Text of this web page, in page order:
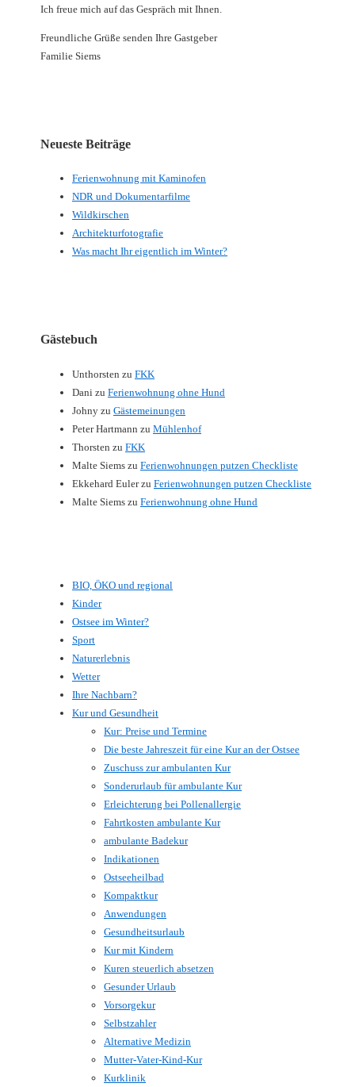
Ich freue mich auf das Gespräch mit Ihnen.
Freundliche Grüße senden Ihre Gastgeber
Familie Siems
Neueste Beiträge
Ferienwohnung mit Kaminofen
NDR und Dokumentarfilme
Wildkirschen
Architekturfotografie
Was macht Ihr eigentlich im Winter?
Gästebuch
Unthorsten zu FKK
Dani zu Ferienwohnung ohne Hund
Johny zu Gästemeinungen
Peter Hartmann zu Mühlenhof
Thorsten zu FKK
Malte Siems zu Ferienwohnungen putzen Checkliste
Ekkehard Eulerzu Ferienwohnungen putzen Checkliste
Malte Siems zu Ferienwohnung ohne Hund
BIO, ÖKO und regional
Kinder
Ostsee im Winter?
Sport
Naturerlebnis
Wetter
Ihre Nachbarn?
Kur und Gesundheit
Kur: Preise und Termine
Die beste Jahreszeit für eine Kur an der Ostsee
Zuschuss zur ambulanten Kur
Sonderurlaub für ambulante Kur
Erleichterung bei Pollenallergie
Fahrtkosten ambulante Kur
ambulante Badekur
Indikationen
Ostseeheilbad
Kompaktkur
Anwendungen
Gesundheitsurlaub
Kur mit Kindern
Kuren steuerlich absetzen
Gesunder Urlaub
Vorsorgekur
Selbstzahler
Alternative Medizin
Mutter-Vater-Kind-Kur
Kurklinik